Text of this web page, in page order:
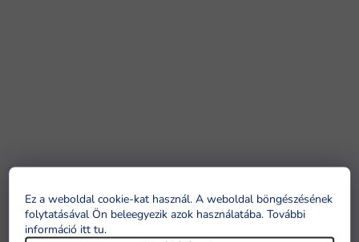
Ez a weboldal cookie-kat használ. A weboldal böngészésének
folytatásával Ön beleegyezik azok használatába. További
információ itt tu.